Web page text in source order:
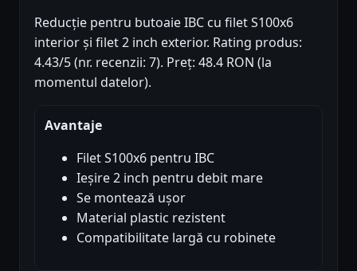
Reducție pentru butoaie IBC cu filet S100x6
interior și filet 2 inch exterior. Rating produs:
4.43/5 (nr. recenzii: 7). Preț: 48.4 RON (la
momentul datelor).
Avantaje
Filet S100x6 pentru IBC
Ieșire 2 inch pentru debit mare
Se montează ușor
Material plastic rezistent
Compatibilitate largă cu robinete